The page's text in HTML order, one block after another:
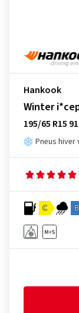
Hankook
Winter
195/65 R15
Pneus
C B